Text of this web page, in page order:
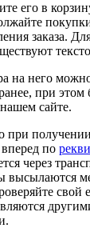
его в
заказа.
на него
при этом
сайте.
при
по
через
высылаются
свой